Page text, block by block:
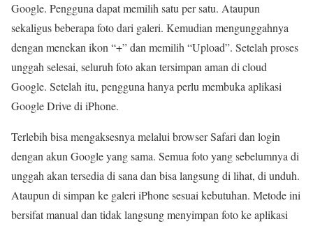
Google. Pengguna dapat memilih satu per satu. Ataupun
sekaligus beberapa foto dari galeri. Kemudian mengunggahnya
dengan menekan ikon “+” dan memilih “Upload”. Setelah proses
unggah selesai, seluruh foto akan tersimpan aman di cloud
Google. Setelah itu, pengguna hanya perlu membuka aplikasi
Google Drive di iPhone.
Terlebih bisa mengaksesnya melalui browser Safari dan login
dengan akun Google yang sama. Semua foto yang sebelumnya di
unggah akan tersedia di sana dan bisa langsung di lihat, di unduh.
Ataupun di simpan ke galeri iPhone sesuai kebutuhan. Metode ini
bersifat manual dan tidak langsung menyimpan foto ke aplikasi